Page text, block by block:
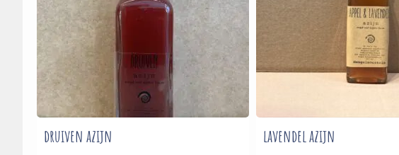
druiven azijn lavendel azijn